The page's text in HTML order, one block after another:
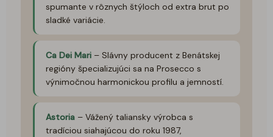
spumante v rôznych štýloch od extra brut po
sladké variácie.
Ca Dei Mari – Slávny producent z Benátskej
regióny špecializujúci sa na Prosecco s
výnimočnou harmonickou profilu a jemností.
Astoria – Vážený taliansky výrobca s
tradíciou siahajúcou do roku 1987,